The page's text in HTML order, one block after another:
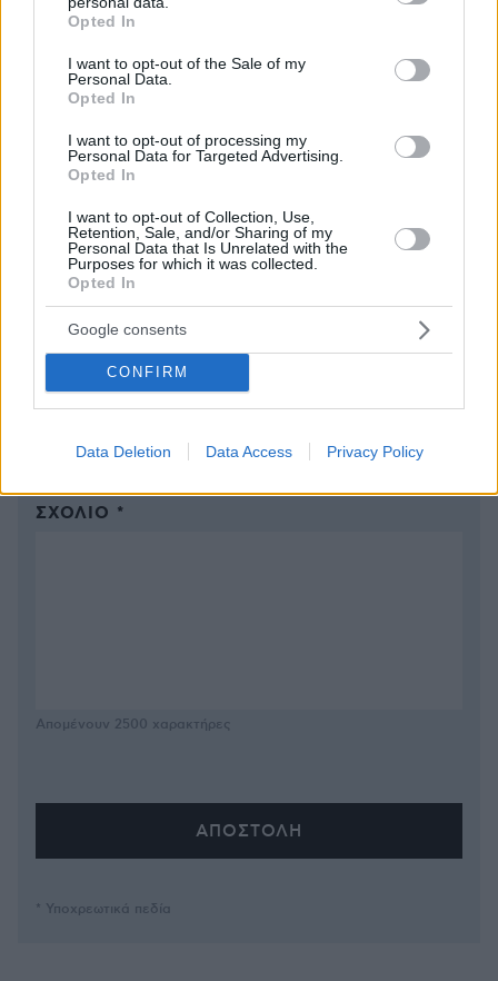
grant or deny consent to Google and its third-party tags to
use your data for below specified purposes in below Google
consent section.
Opted In
I want to opt-out of the Sale of my
Personal Data.
Opted In
I want to opt-out of processing my
Personal Data for Targeted Advertising.
Opted In
I want to opt-out of Collection, Use,
Retention, Sale, and/or Sharing of my
Personal Data that Is Unrelated with the
Purposes for which it was collected.
Opted In
Google consents
CONFIRM
Data Deletion Data Access Privacy Policy
ΑΠΑΝΤΗΣΗ
ΠΡΟΣΘΗΚΗ ΣΧΟΛΙΟΥ
ΌΝΟΜΑ *
EMAIL
ΣΧΌΛΙΟ *
Απομένουν 2500 χαρακτήρες
* Υποχρεωτικά πεδία